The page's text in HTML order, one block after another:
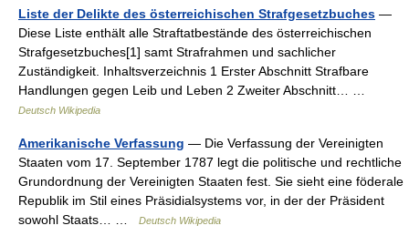
Liste der Delikte des österreichischen Strafgesetzbuches —
Diese Liste enthält alle Straftatbestände des österreichischen
Strafgesetzbuches[1] samt Strafrahmen und sachlicher
Zuständigkeit. Inhaltsverzeichnis 1 Erster Abschnitt Strafbare
Handlungen gegen Leib und Leben 2 Zweiter Abschnitt… …
Deutsch Wikipedia
Amerikanische Verfassung — Die Verfassung der Vereinigten
Staaten vom 17. September 1787 legt die politische und rechtliche
Grundordnung der Vereinigten Staaten fest. Sie sieht eine föderale
Republik im Stil eines Präsidialsystems vor, in der der Präsident
sowohl Staats… …
Deutsch Wikipedia